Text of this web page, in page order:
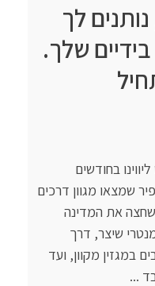
לך
שלך.
בחודשים
שמצאו מגוון דרכים
את המדינה
שיצר, דרך
במגזין מקוון, ועד
...